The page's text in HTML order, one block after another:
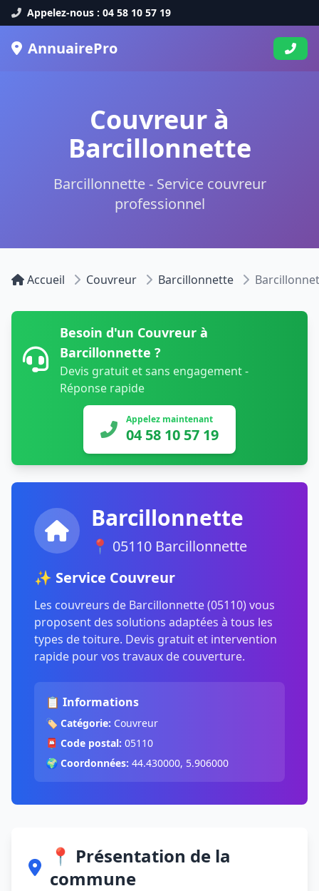
Appelez-nous : 04 58 10 57 19
AnnuairePro
Couvreur à
Barcillonnette
Barcillonnette - Service couvreur
professionnel
Accueil Couvreur Barcillonnette
Besoin d'un Couvreur à
Barcillonnette ?
Devis gratuit et sans engagement -
Réponse rapide
Appelez maintenant
04 58 10 57 19
Barcillonnette
📍 05110 Barcillonnette
✨ Service Couvreur
Les couvreurs de Barcillonnette (05110) vous
proposent des solutions adaptées à tous les
types de toiture. Devis gratuit et intervention
rapide pour vos travaux de couverture.
📋 Informations
🏷️ Catégorie: Couvreur
📮 Code postal: 05110
🌍 Coordonnées: 44.430000, 5.906000
📍 Présentation de la
commune